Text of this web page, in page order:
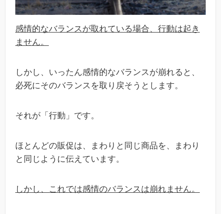
感情的なバランスが取れている場合、行動は起き
ません。
しかし、いったん感情的なバランスが崩れると、
必死にそのバランスを取り戻そうとします。
それが「行動」です。
ほとんどの販促は、まわりと同じ商品を、まわり
と同じように伝えています。
しかし、これでは感情のバランスは崩れません。